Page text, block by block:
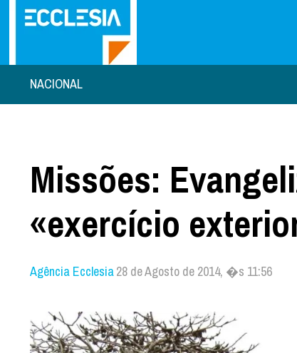
NACIONAL
Missões:
«exercício
Agência Ecclesia28 de Agosto de 2014, �s 11:56